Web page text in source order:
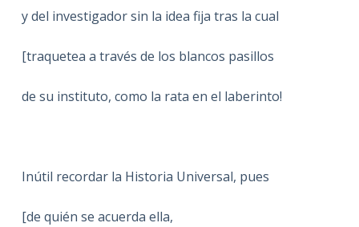
y del investigador sin la idea fija tras la cual
[traquetea a través de los blancos pasillos
de su instituto, como la rata en el laberinto!
Inútil recordar la Historia Universal, pues
[de quién se acuerda ella,